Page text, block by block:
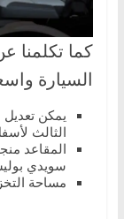
السيارة واسعة
يمكن
الثالث
المقاعد
سويدي
مساحة